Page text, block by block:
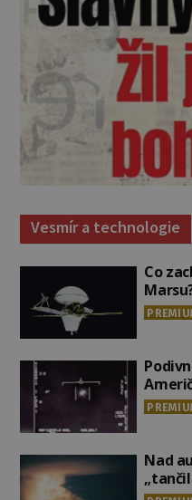
Vesmír a technologie
Co
Nad